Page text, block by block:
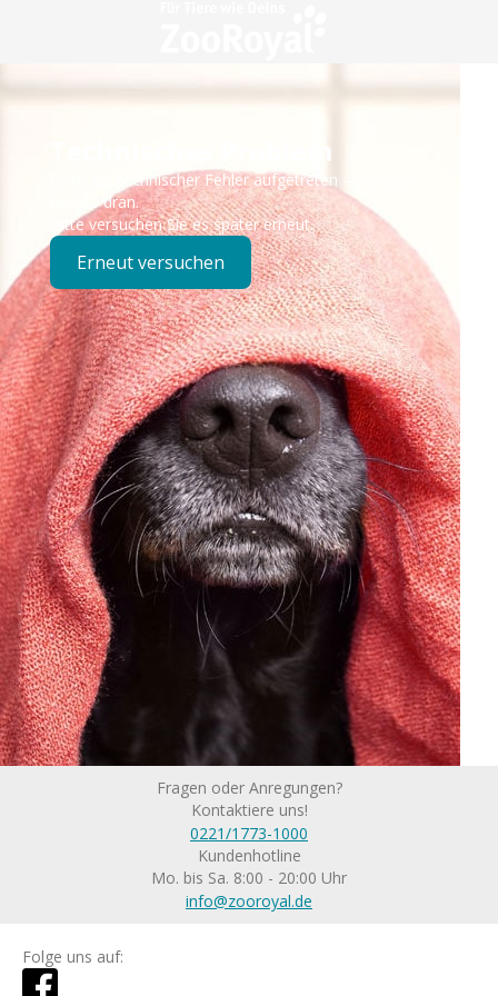
Technisches Problem
Es ist ein technischer Fehler aufgetreten – wir sind
bereits dran.
Bitte versuchen Sie es später erneut.
Erneut versuchen
Fragen oder Anregungen?
Kontaktiere uns!
0221/1773-1000
Kundenhotline
Mo. bis Sa. 8:00 - 20:00 Uhr
info@zooroyal.de
Folge uns auf: